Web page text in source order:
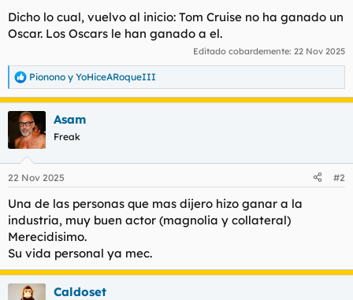
Dicho lo cual, vuelvo al inicio: Tom Cruise no ha ganado un
Oscar. Los Oscars le han ganado a el.
Editado cobardemente: 22 Nov 2025
R
e
i
e
:
Pionono y YoHiceARoqueIII
Asam
Freak
22 Nov 2025 #2
Una de las personas que mas dijero hizo ganar a la
industria, muy buen actor (magnolia y collateral)
Merecidisimo.
Su vida personal ya mec.
Caldoset